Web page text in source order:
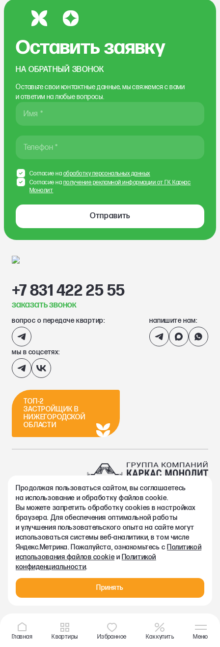
Оставить заявку
НА ОБРАТНЫЙ ЗВОНОК
Оставьте свои контактные данные, мы свяжемсяс вами
и ответим на любые вопросы.
Имя *
Телефон *
Отправить
Согласие на обработку персональных данных
Согласие на получение рекламной информации от ГК Каркас
Монолит
+7 831 422 25 55
заказать звонок
вопрос о передаче квартир: напишите нам:
мы в соцсетях:
ТОП-2
ЗАСТРОЙЩИК В
НИЖЕГОРОДСКОЙ
ОБЛАСТИ
2002-2026. Группа компаний Каркас Монолит
Политика конфиденциальности
Правовая информация
Согласие на обработку персональных данных
Согласие на получение рекламно-информационных материалов
Любая информация, представленная на данном сайте, носит
исключительно информационный характер и ни при каких
условиях не является публичной офертой, определяемой
Главная Квартиры Избранное Как купить Меню
Продолжая пользоваться сайтом, вы соглашаетесь
на использование и обработку файлов cookie.
Вы можете запретить обработку сookies в настройках
браузера. Для обеспечения оптимальной работы
и улучшения пользовательского опыта на сайте могут
использоваться системы веб-аналитики, в том числе
Яндекс.Метрика. Пожалуйста, ознакомьтесь с Политикой
использования файлов cookieи Политикой
конфиденциальности.
Принять